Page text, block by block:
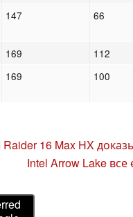
147 66
169 112
169 100
Raider 16 Max HX
Intel Arrow Lake